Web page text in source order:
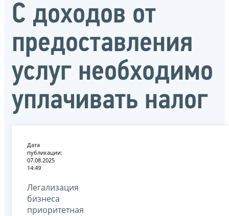
С доходов от
предоставления
услуг необходимо
уплачивать налог
Дата
публикации:
07.08.2025
14:49
Легализация
бизнеса
приоритетная